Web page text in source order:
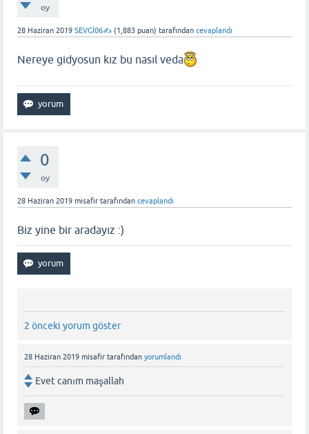
oy
28 Haziran 2019 SEVGİ06✍ (1,883 puan) tarafından cevaplandı
Nereye gidyosun kız bu nasıl veda
0
oy
28 Haziran 2019 misafir tarafından cevaplandı
Biz yine bir aradayız :)
2 önceki yorum göster
28 Haziran 2019 misafir tarafından yorumlandı
Evet canım maşallah